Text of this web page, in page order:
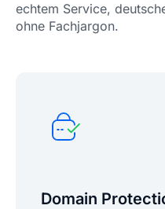
echtem Service,
ohne Fachjargon.
Domain